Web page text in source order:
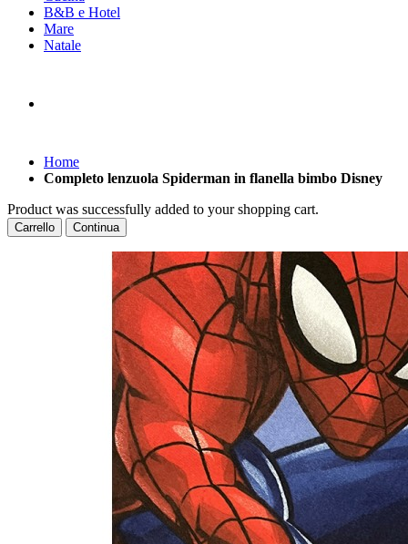
B&B e Hotel
Mare
Natale
Home
Completo lenzuola Spiderman in flanella bimbo Disney
Product was successfully added to your shopping cart.
Carrello Continua